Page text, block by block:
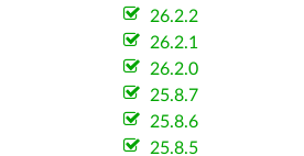
26.2.2
26.2.1
26.2.0
25.8.7
25.8.6
25.8.5